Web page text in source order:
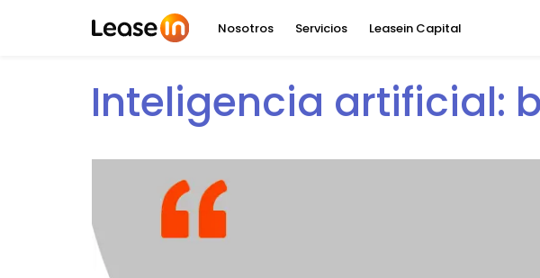
Nosotros Servicios Leasein Capital
Inteligencia artificial: